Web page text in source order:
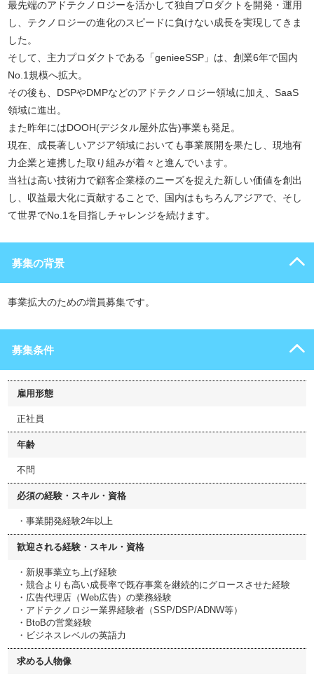
最先端のアドテクノロジーを活かして独自プロダクトを開発・運用
し、テクノロジーの進化のスピードに負けない成長を実現してきま
した。
そして、主力プロダクトである「genieeSSP」は、創業6年で国内
No.1規模へ拡大。
その後も、DSPやDMPなどのアドテクノロジー領域に加え、SaaS
領域に進出。
また昨年にはDOOH(デジタル屋外広告)事業も発足。
現在、成長著しいアジア領域においても事業展開を果たし、現地有
力企業と連携した取り組みが着々と進んでいます。
当社は高い技術力で顧客企業様のニーズを捉えた新しい価値を創出
し、収益最大化に貢献することで、国内はもちろんアジアで、そし
て世界でNo.1を目指しチャレンジを続けます。
募集の背景
事業拡大のための増員募集です。
募集条件
雇用形態
正社員
年齢
不問
必須の経験・スキル・資格
・事業開発経験2年以上
歓迎される経験・スキル・資格
・新規事業立ち上げ経験
・競合よりも高い成長率で既存事業を継続的にグロースさせた経験
・広告代理店（Web広告）の業務経験
・アドテクノロジー業界経験者（SSP/DSP/ADNW等）
・BtoBの営業経験
・ビジネスレベルの英語力
求める人物像